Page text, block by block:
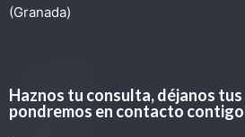
(Granada)
Haznos tu consulta, déjanos
pondremos en contacto